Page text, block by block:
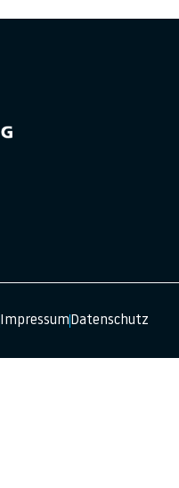
ImpressumDatenschutz